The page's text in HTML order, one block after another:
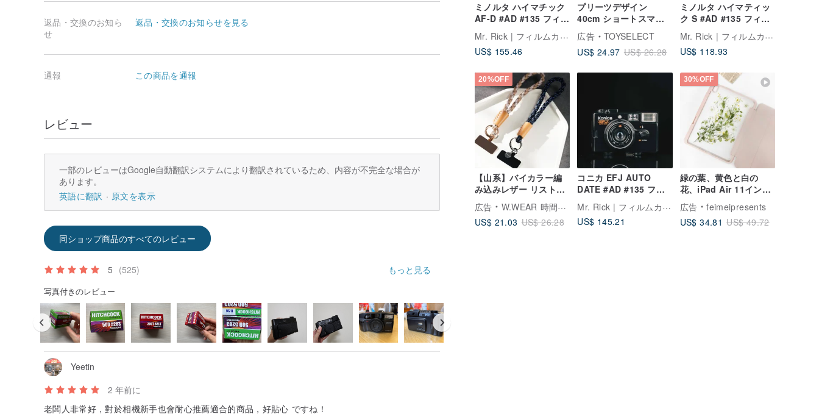
ミノルタ ハイマチック
AF-D #AD #135 フィル
ムカメラ
Mr. Rick | フィルムカメラ専門店
US$ 155.46
プリーツデザイン
40cm ショートスマホ
ストラップ/リストスト
ラップ
広告
TOYSELECT
US$ 24.97 US$ 26.28
ミノルタ ハイマティッ
ク S #AD #135 フィル
ムカメラ
Mr. Rick | フィルムカメラ専門店
US$ 118.93
20%OFF
【山系】バイカラー編
み込みレザー リストス
トラップ スマホショル
ダーストラップ
広告
W.WEAR 時間をまとう
US$ 21.03 US$ 26.28
コニカ EFJ AUTO
DATE #AD #135 フィ
Mr. Rick | フィルムカメラ専門店
US$ 145.21
30%OFF
緑の葉、黄色と白の
花、iPad Air 11インチ
13インチ iPad Pro 11
インチ 13インチ用の手
作りエンボスiPadケー
広告
feimeipresents
US$ 34.81 US$ 49.72
返品・交換のお知ら
せ
返品・交換のお知らせを見る
通報 この商品を通報
レビュー
一部のレビューはGoogle自動翻訳システムにより翻訳されているため、内容が不完全な場合が
あります。
英語に翻訳
原文を表示
同ショップ商品のすべてのレビュー
5 (525) もっと見る
写真付きのレビュー
Yeetin
2 年前に
老闆人非常好，對於相機新手也會耐心推薦適合的商品，好貼心 ですね！